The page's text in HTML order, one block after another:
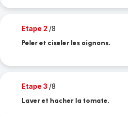
Etape 2 /8
Peler et ciseler les oignons.
Etape 3 /8
Laver et hacher la tomate.